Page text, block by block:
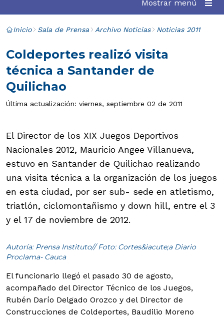
Mostrar menú
Inicio Sala de Prensa Archivo Noticias Noticias 2011
Coldeportes realizó visita
técnica a Santander de
Quilichao
Última actualización: viernes, septiembre 02 de 2011
El Director de los XIX Juegos Deportivos
Nacionales 2012, Mauricio Angee Villanueva,
estuvo en Santander de Quilichao realizando
una visita técnica a la organización de los juegos
en esta ciudad, por ser sub- sede en atletismo,
triatlón, ciclomontañismo y down hill, entre el 3
y el 17 de noviembre de 2012.
Autoría: Prensa Instituto// Foto: Cortes&iacute;a Diario
Proclama- Cauca
El funcionario llegó el pasado 30 de agosto,
acompañado del Director Técnico de los Juegos,
Rubén Darío Delgado Orozco y del Director de
Construcciones de Coldeportes, Baudilio Moreno